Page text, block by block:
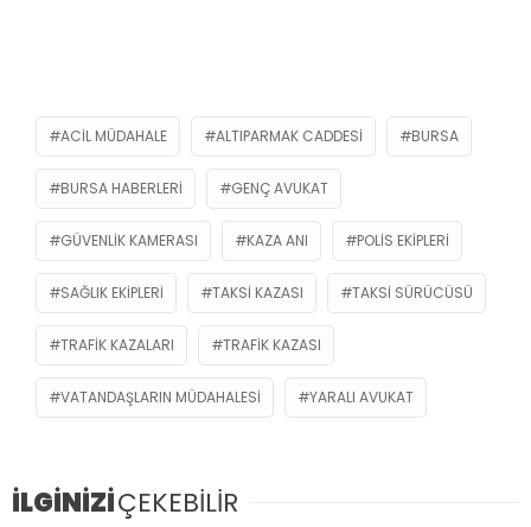
ACIL MÜDAHALE ALTIPARMAK CADDESI BURSA
BURSA HABERLERI GENÇ AVUKAT
GÜVENLIK KAMERASI KAZA ANI POLIS EKIPLERI
SAĞLIK EKIPLERI TAKSI KAZASI TAKSI SÜRÜCÜSÜ
TRAFIK KAZALARI TRAFIK KAZASI
VATANDAŞLARIN MÜDAHALESI YARALI AVUKAT
İLGİNİZİÇEKEBİLİR